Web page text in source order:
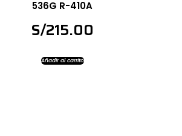
536G R-410A
S/215.00
Añadir al carrito